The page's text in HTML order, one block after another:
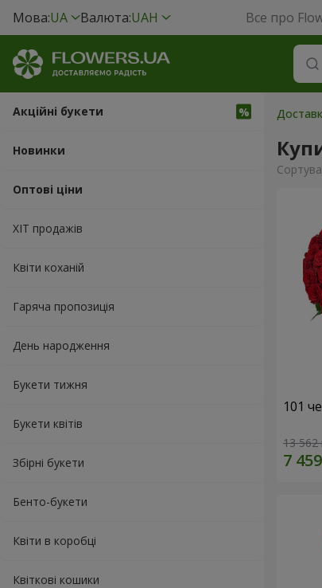
Мова:UA Валюта:UAH Все про
Акційні букети
Новинки
Оптові ціни
ХІТ продажів
Квіти коханій
Гаряча пропозиція
День народження
Букети тижня
Букети квітів
Збірні букети
Бенто-букети
Квіти в коробці
Квіткові кошики
101
13 562